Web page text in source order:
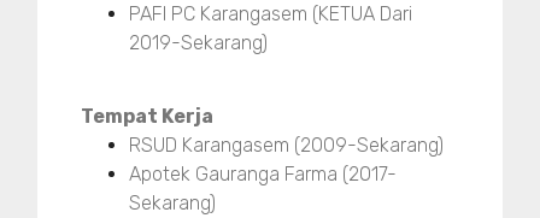
PAFI PC Karangasem (KETUA Dari
2019-Sekarang)
Tempat Kerja
RSUD Karangasem (2009-Sekarang)
Apotek Gauranga Farma (2017-
Sekarang)